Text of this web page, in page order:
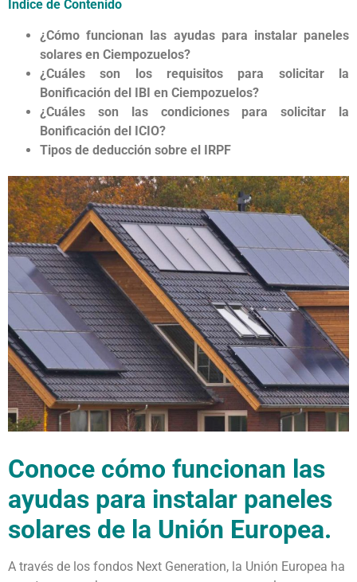
Índice de Contenido
¿Cómo funcionan las ayudas para instalar paneles
solares en Ciempozuelos?
¿Cuáles son los requisitos para solicitar la
Bonificación del IBI en Ciempozuelos?
¿Cuáles son las condiciones para solicitar la
Bonificación del ICIO?
Tipos de deducción sobre el IRPF
Conoce cómo funcionan las
ayudas para instalar paneles
solares de la Unión Europea.
A través de los fondos Next Generation, la Unión Europea ha